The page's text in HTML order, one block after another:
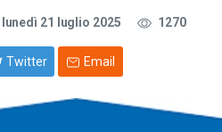
lunedì 21 luglio 2025 1270
Twitter Email